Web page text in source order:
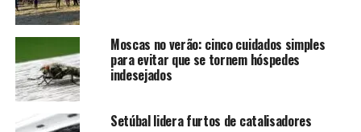
Moscas no verão: cinco cuidados simples
para evitar que se tornem hóspedes
indesejados
Setúbal lidera furtos de catalisadores